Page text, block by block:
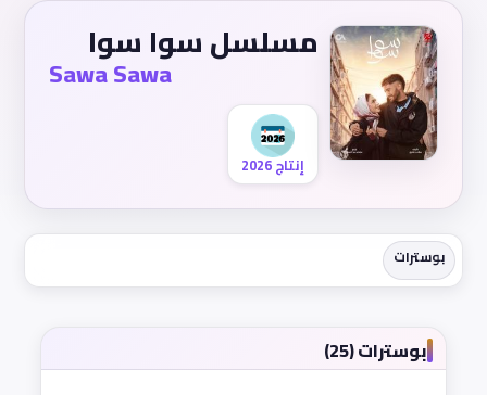
مسلسل سوا سوا
Sawa Sawa
إنتاج 2026
بوسترات
بوسترات (25)